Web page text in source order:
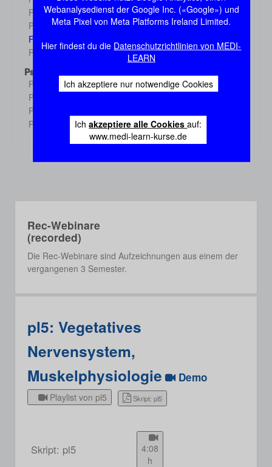
Webanalysedienst der Google Inc. («Google») und
Meta Pixel von Meta Platforms Ireland Limited.
Hier findest du die Datenschutzrichtlinien von MEDI-
LEARN
Ich akzeptiere nur notwendige Cookies
Ichakzeptiere alle Cookiesauf:
www.medi-learn-kurse.de
Physiologie 3 Demo
Physiologie 4 Demo
Physiologie 5
Physiologie 6
Psychologie
Psychologie 1
Demo
Psychologie 2
Psychologie 3
Psychologie 4 Demo
Rec-Webinare
(recorded)
Die Rec-Webinare sind Aufzeichnungen aus einem der
vergangenen 3 Semester.
pl5: Vegetatives
Nervensystem,
Muskelphysiologie
Demo
Playlist von pl5 Skript: pl5
Skript: pl5
4:08
h